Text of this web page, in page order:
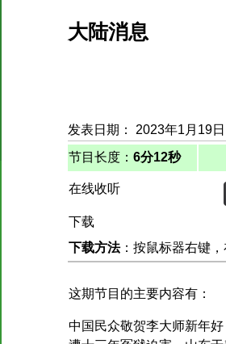
大陆消息
发表日期： 2023年1月19日
节目长度： 6分12秒
在线收听
下载
下载方法：按鼠标器右键
这期节目的主要内容有：
中国民众敬贺李大师新年好